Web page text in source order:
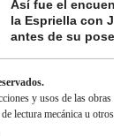
Así fue el
la Espriella con
antes de su
y usos de las obras
lectura mecánica u otros